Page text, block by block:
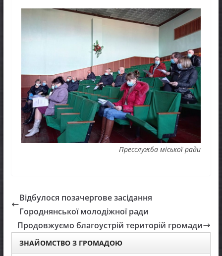
Пресслужба міської ради
Відбулося позачергове засідання
Городнянської молодіжної ради
Продовжуємо благоустрій територій громади
ЗНАЙОМСТВО З ГРОМАДОЮ